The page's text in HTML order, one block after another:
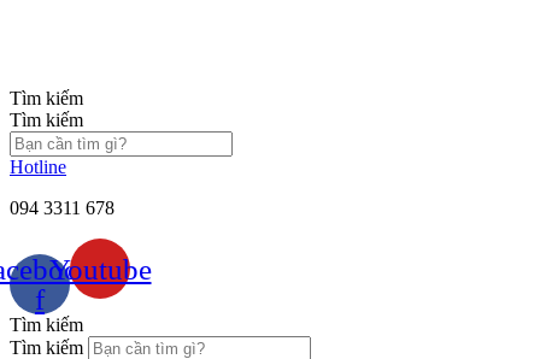
Tìm kiếm
Tìm kiếm
Hotline
094 3311 678
f
Youtube
Tìm kiếm
Tìm kiếm